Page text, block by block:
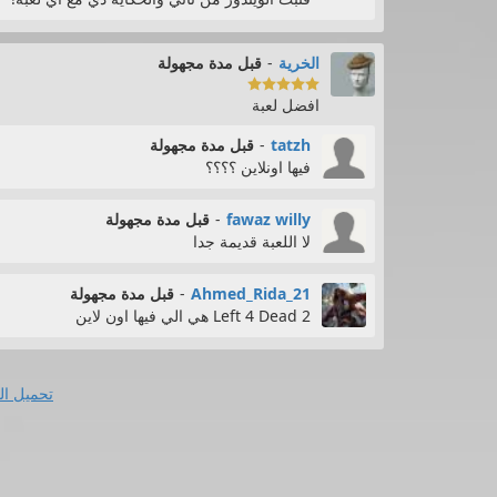
الخرية - قبل مدة مجهولة

افضل لعبة
tatzh
- قبل مدة مجهولة
فيها اونلاين ؟؟؟؟
fawaz willy
- قبل مدة مجهولة
لا اللعبة قديمة جدا
Ahmed_Rida_21
- قبل مدة مجهولة
Left 4 Dead 2 هي الي فيها اون لاين
تحميل